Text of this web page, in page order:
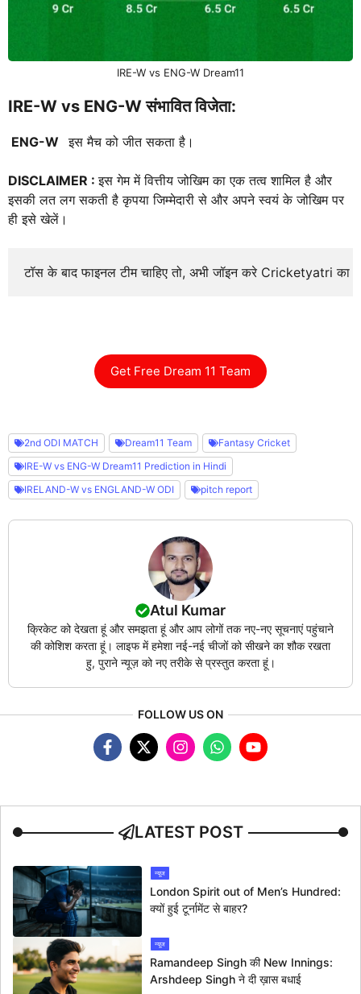
IRE-W vs ENG-W Dream11
IRE-W vs ENG-Wसंभावित विजेता:
ENG-Wइस मैच को जीत सकता है।
DISCLAIMER :इस गेम में वित्तीय जोखिम का एक तत्व शामिल है और
इसकी लत लग सकती है कृपया जिम्मेदारी से और अपने स्वयं के जोखिम पर
ही इसे खेलें।
टॉस के बाद फाइनल टीम चाहिए तो, अभी जॉइन करे Cricketyatri
Get Free Dream 11 Team
2nd ODI MATCH Dream11 Team
Fantasy Cricket
IRE-W vs ENG-W Dream11 Prediction in Hindi
IRELAND-W vs ENGLAND-W ODI
pitch report
Atul Kumar
क्रिकेट को देखता हूं और समझता हूं और आप लोगों तक नए-नए सूचनाएं पहुंचाने
की कोशिश करता हूं। लाइफ में हमेशा नई-नई चीजों को सीखने का शौक रखता
हु, पुराने न्यूज़ को नए तरीके से प्रस्तुत करता हूं।
FOLLOW US ON
LATEST POST
न्यूज
London Spirit out of Men’s Hundred:
क्यों हुई टूर्नामेंट से बाहर?
न्यूज
Ramandeep Singh की New Innings:
Arshdeep Singh ने दी ख़ास बधाई